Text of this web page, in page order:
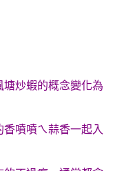
炒蝦的概念變化為
噴噴ㄟ蒜香一起入